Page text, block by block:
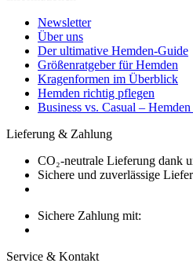
Newsletter
Über uns
Der ultimative Hemden-Guide
Größenratgeber für Hemden
Kragenformen im Überblick
Hemden richtig pflegen
Business vs. Casual –
Lieferung & Zahlung
CO₂-neutrale Lieferung dank
Sichere und zuverlässige
Sichere Zahlung mit:
Service & Kontakt